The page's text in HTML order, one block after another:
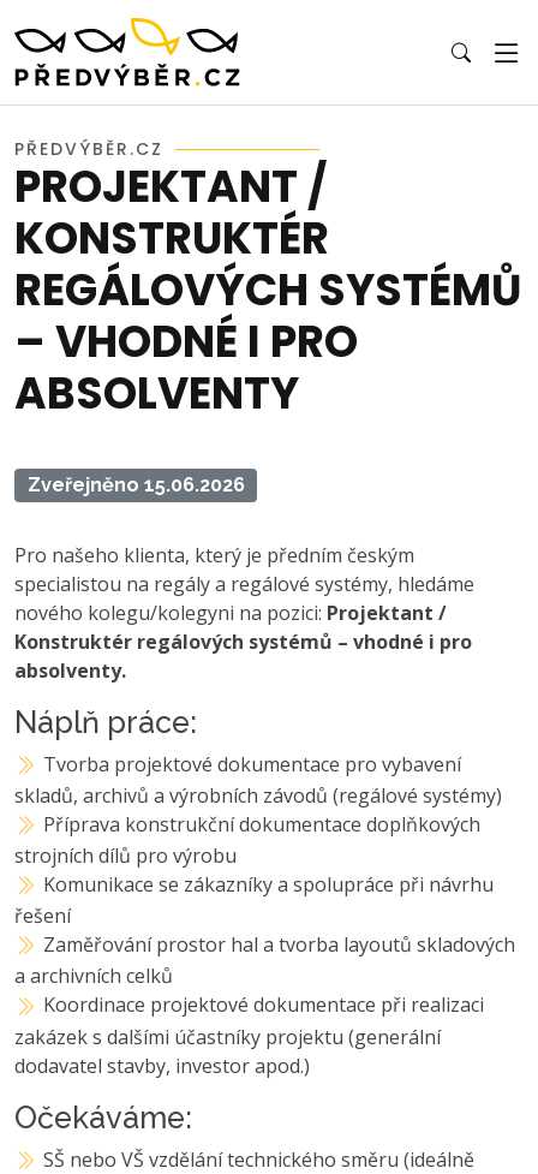
PŘEDVÝBĚR.CZ
PROJEKTANT /
KONSTRUKTÉR
REGÁLOVÝCH SYSTÉMŮ
– VHODNÉ I PRO
ABSOLVENTY
Zveřejněno 15.06.2026
Pro našeho klienta, který je předním českým
specialistou na regály a regálové systémy, hledáme
nového kolegu/kolegyni na pozici: Projektant /
Konstruktér regálových systémů – vhodné i pro
absolventy.
Náplň práce:
Tvorba projektové dokumentace pro vybavení
skladů, archivů a výrobních závodů (regálové systémy)
Příprava konstrukční dokumentace doplňkových
strojních dílů pro výrobu
Komunikace se zákazníky a spolupráce při návrhu
řešení
Zaměřování prostor hal a tvorba layoutů skladových
a archivních celků
Koordinace projektové dokumentace při realizaci
zakázek s dalšími účastníky projektu (generální
dodavatel stavby, investor apod.)
Očekáváme:
SŠ nebo VŠ vzdělání technického směru (ideálně